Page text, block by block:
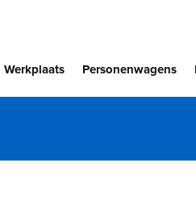
Werkplaats Personenwagens